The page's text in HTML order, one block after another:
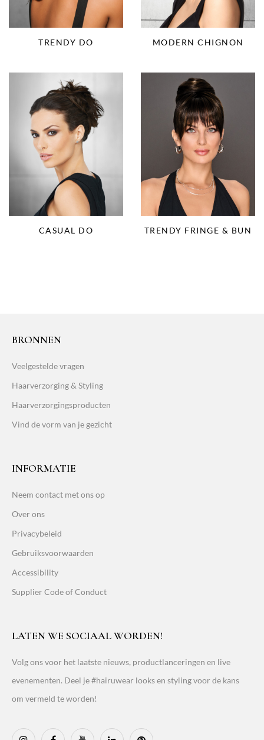
TRENDY DO MODERN CHIGNON
CASUAL DO TRENDY FRINGE & BUN
BRONNEN
Veelgestelde vragen
Haarverzorging & Styling
Haarverzorgingsproducten
Vind de vorm van je gezicht
INFORMATIE
Neem contact met ons op
Over ons
Privacybeleid
Gebruiksvoorwaarden
Accessibility
Supplier Code of Conduct
LATEN WE SOCIAAL WORDEN!
Volg ons voor het laatste nieuws, productlanceringen en live
evenementen. Deel je #hairuwear looks en styling voor de kans
om vermeld te worden!